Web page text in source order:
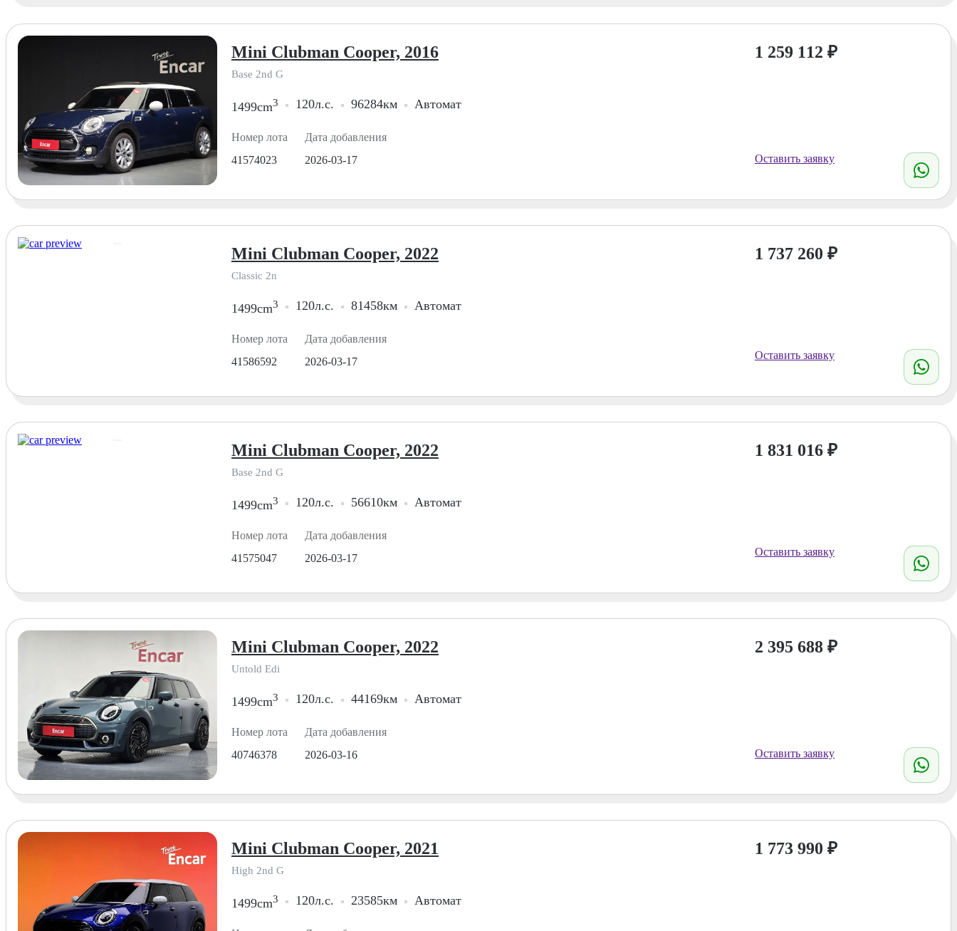
Mini Clubman Cooper, 2016
Base 2nd G
1499cm3 120л.с. 96284км Автомат
Номер лота
41574023
Дата добавления
2026-03-17
1 259 112 ₽
Оставить заявку
Mini Clubman Cooper, 2022
Classic 2n
1499cm3 120л.с. 81458км Автомат
Номер лота
41586592
Дата добавления
2026-03-17
1 737 260 ₽
Оставить заявку
Mini Clubman Cooper, 2022
Base 2nd G
1499cm3 120л.с. 56610км Автомат
Номер лота
41575047
Дата добавления
2026-03-17
1 831 016 ₽
Оставить заявку
Mini Clubman Cooper, 2022
Untold Edi
1499cm3 120л.с. 44169км Автомат
Номер лота
40746378
Дата добавления
2026-03-16
2 395 688 ₽
Оставить заявку
Mini Clubman Cooper, 2021
High 2nd G
1499cm3 120л.с. 23585км Автомат
1 773 990 ₽